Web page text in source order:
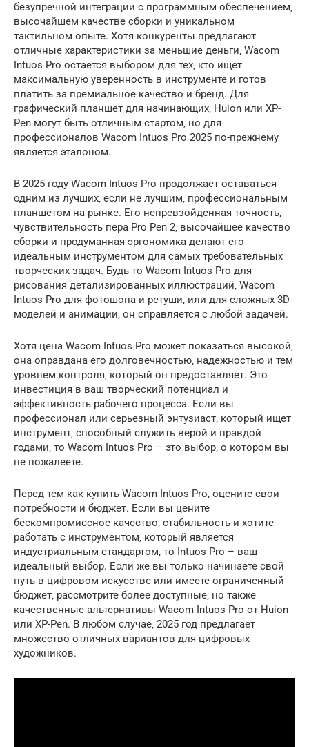
безупречной интеграции с программным обеспечением‚
высочайшем качестве сборки и уникальном
тактильном опыте. Хотя конкуренты предлагают
отличные характеристики за меньшие деньги‚ Wacom
Intuos Pro остается выбором для тех‚ кто ищет
максимальную уверенность в инструменте и готов
платить за премиальное качество и бренд. Для
графический планшет для начинающих‚ Huion или XP-
Pen могут быть отличным стартом‚ но для
профессионалов Wacom Intuos Pro 2025 по-прежнему
является эталоном.
В 2025 году Wacom Intuos Pro продолжает оставаться
одним из лучших‚ если не лучшим‚ профессиональным
планшетом на рынке. Его непревзойденная точность‚
чувствительность пера Pro Pen 2‚ высочайшее качество
сборки и продуманная эргономика делают его
идеальным инструментом для самых требовательных
творческих задач. Будь то Wacom Intuos Pro для
рисования детализированных иллюстраций‚ Wacom
Intuos Pro для фотошопа и ретуши‚ или для сложных 3D-
моделей и анимации‚ он справляется с любой задачей.
Хотя цена Wacom Intuos Pro может показаться высокой‚
она оправдана его долговечностью‚ надежностью и тем
уровнем контроля‚ который он предоставляет. Это
инвестиция в ваш творческий потенциал и
эффективность рабочего процесса. Если вы
профессионал или серьезный энтузиаст‚ который ищет
инструмент‚ способный служить верой и правдой
годами‚ то Wacom Intuos Pro – это выбор‚ о котором вы
не пожалеете.
Перед тем как купить Wacom Intuos Pro‚ оцените свои
потребности и бюджет. Если вы цените
бескомпромиссное качество‚ стабильность и хотите
работать с инструментом‚ который является
индустриальным стандартом‚ то Intuos Pro – ваш
идеальный выбор. Если же вы только начинаете свой
путь в цифровом искусстве или имеете ограниченный
бюджет‚ рассмотрите более доступные‚ но также
качественные альтернативы Wacom Intuos Pro от Huion
или XP-Pen. В любом случае‚ 2025 год предлагает
множество отличных вариантов для цифровых
художников.